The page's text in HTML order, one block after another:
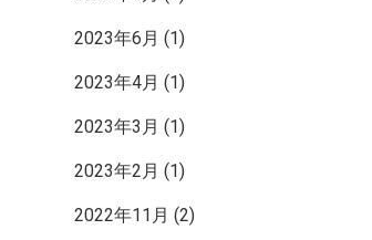
2023年6月 (1)
2023年4月 (1)
2023年3月 (1)
2023年2月 (1)
2022年11月 (2)